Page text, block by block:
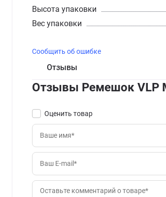
Высота упаковки
Вес упаковки
Сообщить об ошибке
Отзывы
Отзывы Ремешок VLP
Оценить товар